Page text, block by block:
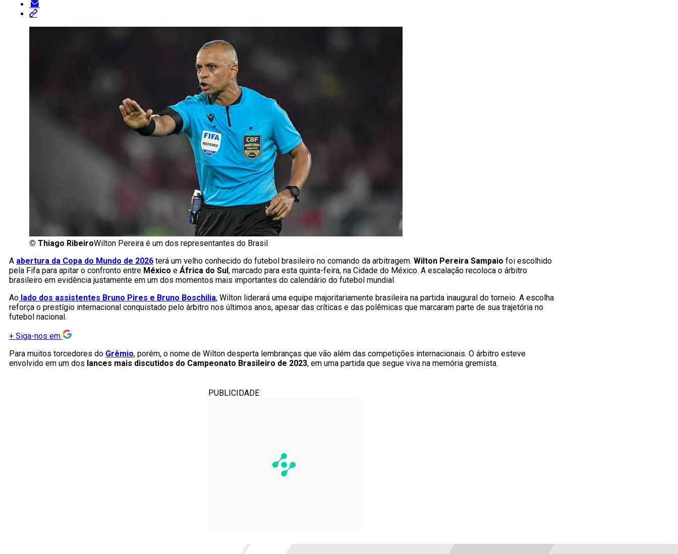
© Thiago RibeiroWilton Pereira é um dos representantes do Brasil
A abertura da Copa do Mundo de 2026 terá um velho conhecido do futebol brasileiro no comando da arbitragem. Wilton Pereira Sampaio foi escolhido
pela Fifa para apitar o confronto entre México e África do Sul , marcado para esta quinta-feira, na Cidade do México. A escalação recoloca o árbitro
brasileiro em evidência justamente em um dos momentos mais importantes do calendário do futebol mundial.
Ao lado dos assistentes Bruno Pires e Bruno Boschilia, Wilton liderará uma equipe majoritariamente brasileira na partida inaugural do torneio. A escolha
reforça o prestígio internacional conquistado pelo árbitro nos últimos anos, apesar das críticas e das polêmicas que marcaram parte de sua trajetória no
futebol nacional.
+ Siga-nos em
Para muitos torcedores do Grêmio, porém, o nome de Wilton desperta lembranças que vão além das competições internacionais. O árbitro esteve
envolvido em um dos lances mais discutidos do Campeonato Brasileiro de 2023, em uma partida que segue viva na memória gremista.
PUBLICIDADE